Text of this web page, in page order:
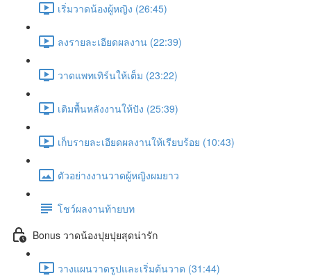
เริ่มวาดน้องผู้หญิง (26:45)
ลงรายละเอียดผลงาน (22:39)
วาดแพทเทิร์นให้เต็ม (23:22)
เติมพื้นหลังงานให้ปัง (25:39)
เก็บรายละเอียดผลงานให้เรียบร้อย (10:43)
ตัวอย่างงานวาดผู้หญิงผมยาว
โชว์ผลงานท้ายบท
Bonus วาดน้องปุยปุยสุดน่ารัก
วางแผนวาดรูปและเริ่มต้นวาด (31:44)